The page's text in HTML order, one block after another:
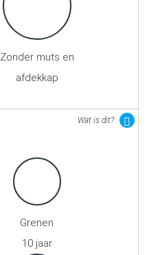
Zonder muts en
afdekkap
Wat is dit?
Grenen
10 jaar